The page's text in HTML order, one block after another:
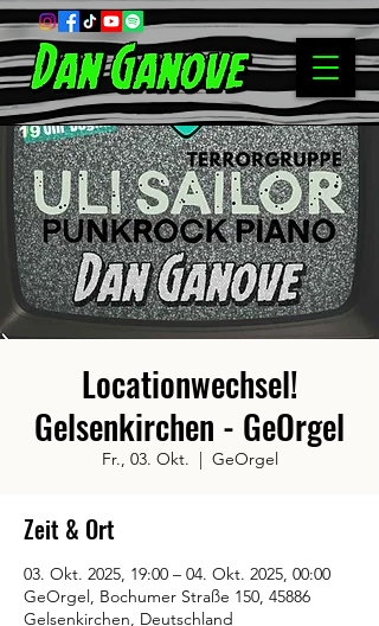
Locationwechsel!
Gelsenkirchen - GeOrgel
Fr., 03. Okt.
  |
GeOrgel
Zeit & Ort
03. Okt. 2025, 19:00 – 04. Okt. 2025, 00:00
GeOrgel, Bochumer Straße 150, 45886
Gelsenkirchen, Deutschland